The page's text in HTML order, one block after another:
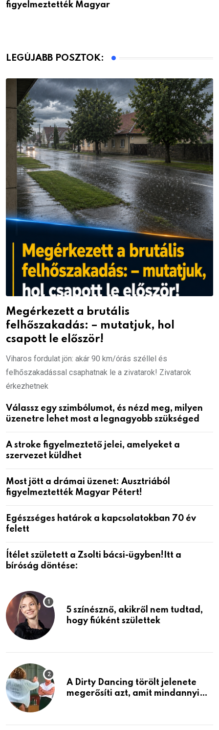
figyelmeztették Magyar
LEGÚJABB POSZTOK:
Megérkezett a brutális
felhőszakadás: – mutatjuk, hol
csapott le először!
Viharos fordulat jön: akár 90 km/órás széllel és
felhőszakadással csaphatnak le a zivatarok! Zivatarok
érkezhetnek
Válassz egy szimbólumot, és nézd meg, milyen
üzenetre lehet most a legnagyobb szükséged
A stroke figyelmeztető jelei, amelyeket a
szervezet küldhet
Most jött a drámai üzenet: Ausztriából
figyelmeztették Magyar Pétert!
Egészséges határok a kapcsolatokban 70 év
felett
Ítélet született a Zsolti bácsi-ügyben!Itt a
bíróság döntése:
5 színésznő, akikről nem tudtad,
hogy fiúként születtek
A Dirty Dancing törölt jelenete
megerősíti azt, amit mindannyian